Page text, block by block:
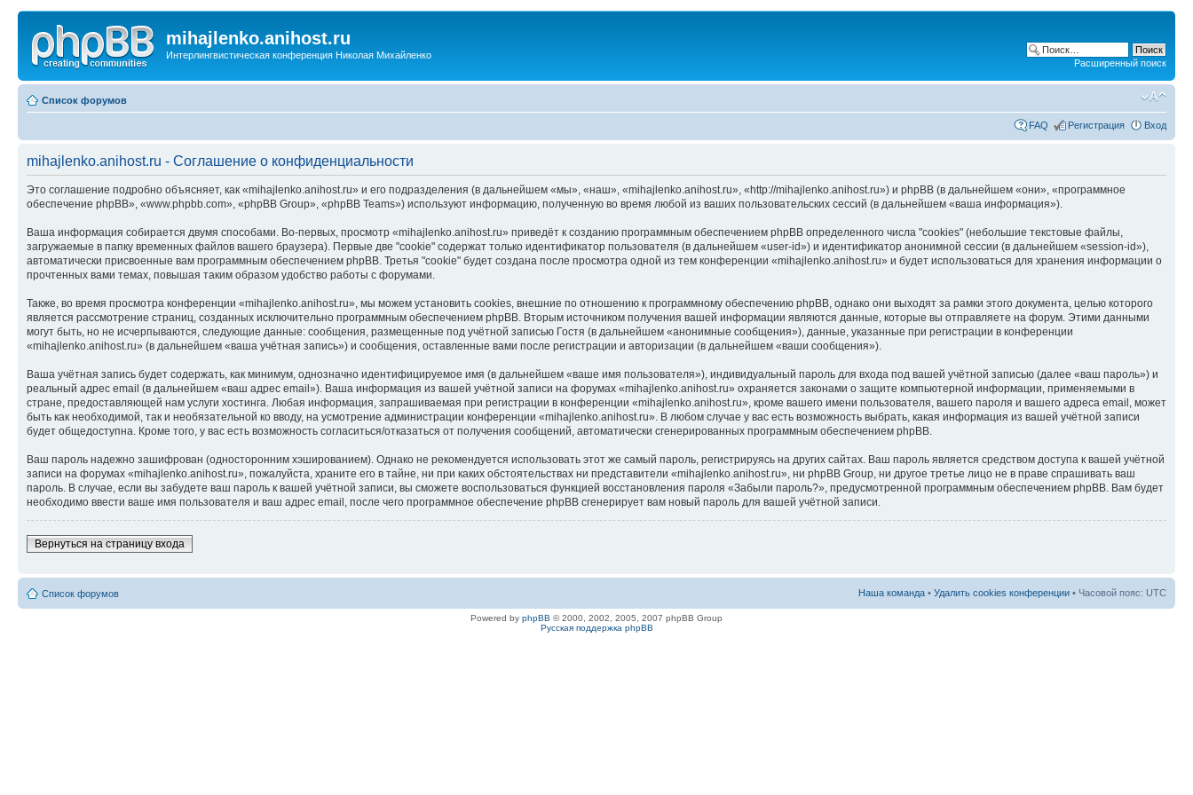
mihajlenko.anihost.ru
Интерлингвистическая конференция Николая Михайленко
Расширенный поиск
Список форумов
FAQ Регистрация Вход
mihajlenko.anihost.ru - Соглашение о конфиденциальности
Это соглашение подробно объясняет, как «mihajlenko.anihost.ru» и его подразделения (в дальнейшем «мы», «наш», «mihajlenko.anihost.ru», «http://mihajlenko.anihost.ru») и phpBB (в дальнейшем «они», «программное
обеспечение phpBB», «www.phpbb.com», «phpBB Group», «phpBB Teams») используют информацию, полученную во время любой из ваших пользовательских сессий (в дальнейшем «ваша информация»).
Ваша информация собирается двумя способами. Во-первых, просмотр «mihajlenko.anihost.ru» приведёт к созданию программным обеспечением phpBB определенного числа "cookies" (небольшие текстовые файлы,
загружаемые в папку временных файлов вашего браузера). Первые две "cookie" содержат только идентификатор пользователя (в дальнейшем «user-id») и идентификатор анонимной сессии (в дальнейшем «session-id»),
автоматически присвоенные вам программным обеспечением phpBB. Третья "cookie" будет создана после просмотра одной из тем конференции «mihajlenko.anihost.ru» и будет использоваться для хранения информации о
прочтенных вами темах, повышая таким образом удобство работы с форумами.
Также, во время просмотра конференции «mihajlenko.anihost.ru», мы можем установить cookies, внешние по отношению к программному обеспечению phpBB, однако они выходят за рамки этого документа, целью которого
является рассмотрение страниц, созданных исключительно программным обеспечением phpBB. Вторым источником получения вашей информации являются данные, которые вы отправляете на форум. Этими данными
могут быть, но не исчерпываются, следующие данные: сообщения, размещенные под учётной записью Гостя (в дальнейшем «анонимные сообщения»), данные, указанные при регистрации в конференции
«mihajlenko.anihost.ru» (в дальнейшем «ваша учётная запись») и сообщения, оставленные вами после регистрации и авторизации (в дальнейшем «ваши сообщения»).
Ваша учётная запись будет содержать, как минимум, однозначно идентифицируемое имя (в дальнейшем «ваше имя пользователя»), индивидуальный пароль для входа под вашей учётной записью (далее «ваш пароль») и
реальный адрес email (в дальнейшем «ваш адрес email»). Ваша информация из вашей учётной записи на форумах «mihajlenko.anihost.ru» охраняется законами о защите компьютерной информации, применяемыми в
стране, предоставляющей нам услуги хостинга. Любая информация, запрашиваемая при регистрации в конференции «mihajlenko.anihost.ru», кроме вашего имени пользователя, вашего пароля и вашего адреса email, может
быть как необходимой, так и необязательной ко вводу, на усмотрение администрации конференции «mihajlenko.anihost.ru». В любом случае у вас есть возможность выбрать, какая информация из вашей учётной записи
будет общедоступна. Кроме того, у вас есть возможность согласиться/отказаться от получения сообщений, автоматически сгенерированных программным обеспечением phpBB.
Ваш пароль надежно зашифрован (односторонним хэшированием). Однако не рекомендуется использовать этот же самый пароль, регистрируясь на других сайтах. Ваш пароль является средством доступа к вашей учётной
записи на форумах «mihajlenko.anihost.ru», пожалуйста, храните его в тайне, ни при каких обстоятельствах ни представители «mihajlenko.anihost.ru», ни phpBB Group, ни другое третье лицо не в праве спрашивать ваш
пароль. В случае, если вы забудете ваш пароль к вашей учётной записи, вы сможете воспользоваться функцией восстановления пароля «Забыли пароль?», предусмотренной программным обеспечением phpBB. Вам будет
необходимо ввести ваше имя пользователя и ваш адрес email, после чего программное обеспечение phpBB сгенерирует вам новый пароль для вашей учётной записи.
Вернуться на страницу входа
Список форумов Наша команда • Удалить cookies конференции • Часовой пояс: UTC
Powered by phpBB © 2000, 2002, 2005, 2007 phpBB Group
Русская поддержка phpBB